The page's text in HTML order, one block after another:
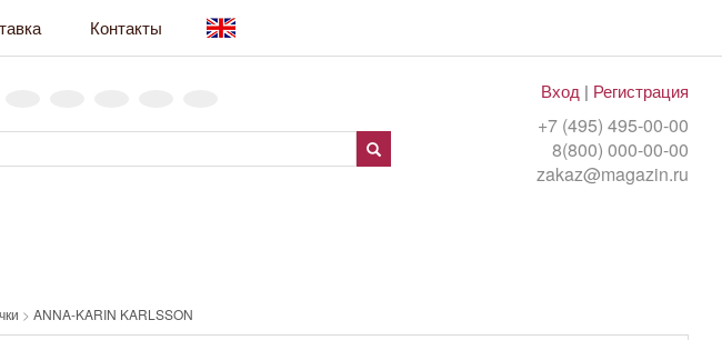
Контакты
Вход | Регистрация
+7 (495) 495-00-00
8(800) 000-00-00
zakaz@magazin.ru
> ANNA-KARIN KARLSSON